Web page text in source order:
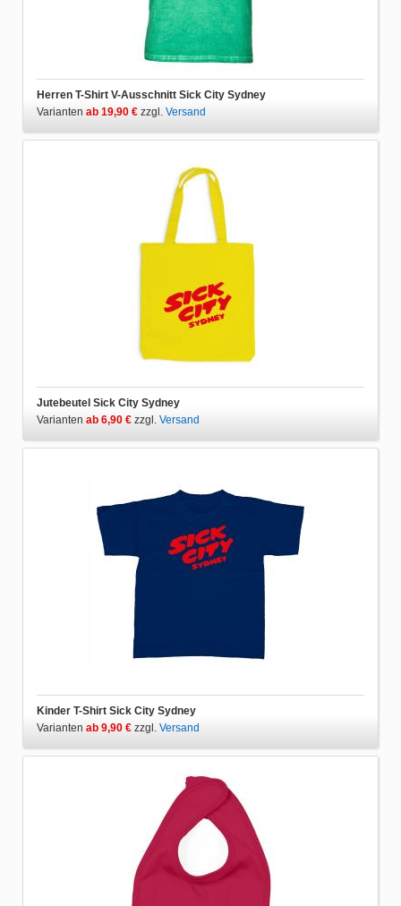
Herren T-Shirt V-Ausschnitt Sick City Sydney
Varianten ab 19,90 € zzgl. Versand
Jutebeutel Sick City Sydney
Varianten ab 6,90 € zzgl. Versand
Kinder T-Shirt Sick City Sydney
Varianten ab 9,90 € zzgl. Versand